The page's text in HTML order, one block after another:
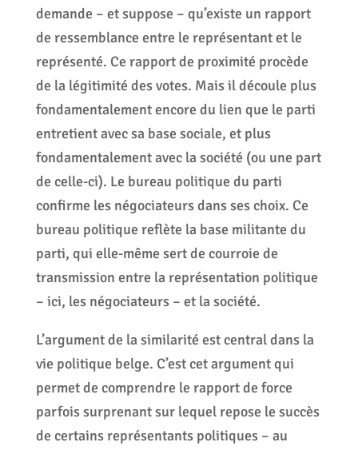
demande – et suppose – qu’existe un rapport
de ressemblance entre le représentant et le
représenté. Ce rapport de proximité procède
de la légitimité des votes. Mais il découle plus
fondamentalement encore du lien que le parti
entretient avec sa base sociale, et plus
fondamentalement avec la société (ou une part
de celle-ci). Le bureau politique du parti
confirme les négociateurs dans ses choix. Ce
bureau politique reflète la base militante du
parti, qui elle-même sert de courroie de
transmission entre la représentation politique
– ici, les négociateurs – et la société.
L’argument de la similarité est central dans la
vie politique belge. C’est cet argument qui
permet de comprendre le rapport de force
parfois surprenant sur lequel repose le succès
de certains représentants politiques – au